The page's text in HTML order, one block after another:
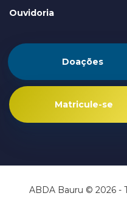
Ouvidoria
Doações
Matricule-se
ABDA Bauru © 2026 -